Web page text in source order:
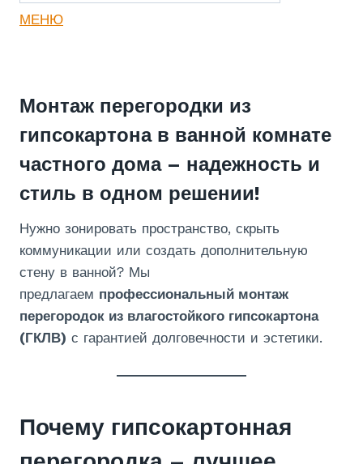
МЕНЮ
Монтаж перегородки из
гипсокартона в ванной комнате
частного дома – надежность и
стиль в одном решении!
Нужно зонировать пространство, скрыть
коммуникации или создать дополнительную
стену в ванной? Мы
предлагаем профессиональный монтаж
перегородок из влагостойкого гипсокартона
(ГКЛВ) с гарантией долговечности и эстетики.
Почему гипсокартонная